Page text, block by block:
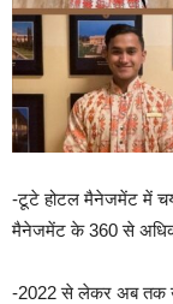
-टूटे होटल मैनेजमेंट में
मैनेजमेंट के 360 से अधिक
-2022 से लेकर अब तक